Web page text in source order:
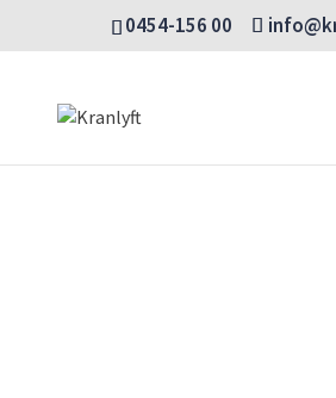
0454-156 00